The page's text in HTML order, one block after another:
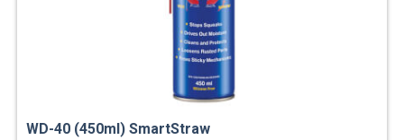
WD-40 (450ml) SmartStraw